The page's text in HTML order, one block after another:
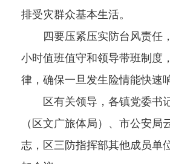
排受灾群众基本生活。
四要压紧压实防台风责任
小时值班值守和领导带班制度
律，确保一旦发生险情能快速
区有关领导，各镇党委书
（区文广旅体局）、市公安局
志，区三防指挥部其他成员单